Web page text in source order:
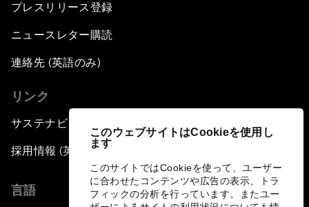
このウェブサイトはCookieを使用し
ます
このサイトではCookieを使って、ユーザー
に合わせたコンテンツや広告の表示、トラ
フィックの分析を行っています。またユー
プレスリリース登録
ニュースレター購読
連絡先 (英語のみ)
リンク
サステナビリティへの取り組み
採用情報 (英語のみ)
言語